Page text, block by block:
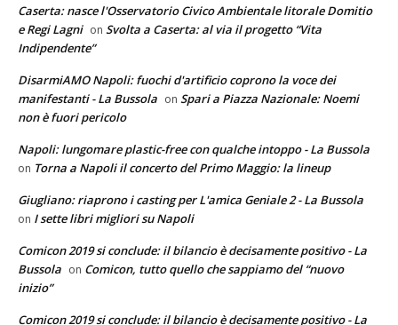
Caserta: nasce l'Osservatorio Civico Ambientale litorale Domitio
e Regi Lagni on Svolta a Caserta: al via il progetto “Vita
Indipendente”
DisarmiAMO Napoli: fuochi d'artificio coprono la voce dei
manifestanti - La Bussola on Spari a Piazza Nazionale: Noemi
non è fuori pericolo
Napoli: lungomare plastic-free con qualche intoppo - La Bussola
on Torna a Napoli il concerto del Primo Maggio: la lineup
Giugliano: riaprono i casting per L'amica Geniale 2 - La Bussola
on I sette libri migliori su Napoli
Comicon 2019 si conclude: il bilancio è decisamente positivo - La
Bussola on Comicon, tutto quello che sappiamo del “nuovo
inizio”
Comicon 2019 si conclude: il bilancio è decisamente positivo - La